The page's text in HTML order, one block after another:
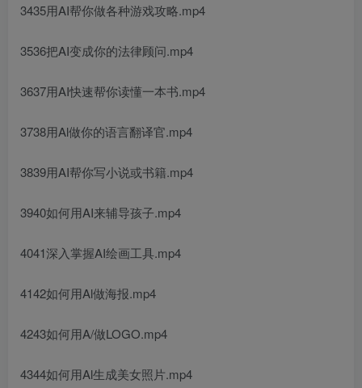
3435用AI帮你做各种游戏攻略.mp4
3536把AI变成你的法律顾问.mp4
3637用AI快速帮你读懂一本书.mp4
3738用Al做你的语言翻译官.mp4
3839用AI帮你写小说或书籍.mp4
3940如何用AI来辅导孩子.mp4
4041深入掌握AI绘画工具.mp4
4142如何用Al做海报.mp4
4243如何用A/做LOGO.mp4
4344如何用Al生成美女照片.mp4